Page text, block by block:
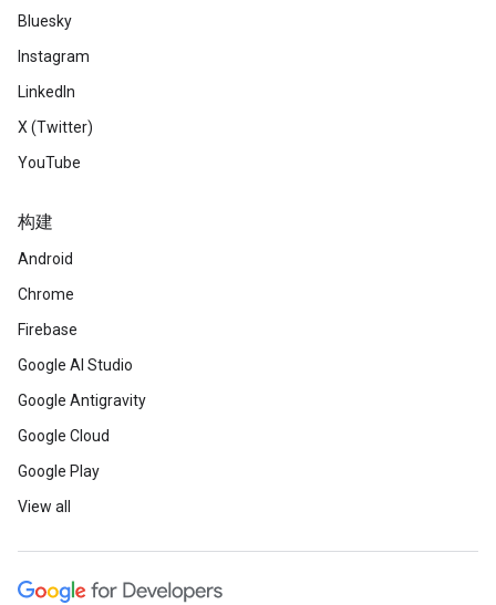
Bluesky
Instagram
LinkedIn
X (Twitter)
YouTube
构建
Android
Chrome
Firebase
Google AI Studio
Google Antigravity
Google Cloud
Google Play
View all